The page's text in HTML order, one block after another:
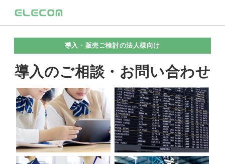
導入・販売ご検討の法人様向け
導入のご相談・お問い合わせ